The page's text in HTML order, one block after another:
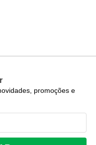
promoções e